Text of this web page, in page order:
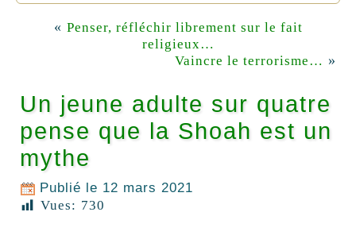
« Penser, réfléchir librement sur le fait
religieux…
Vaincre le terrorisme… »
Un jeune adulte sur quatre
pense que la Shoah est un
mythe
Publié le 12 mars 2021
Vues: 730